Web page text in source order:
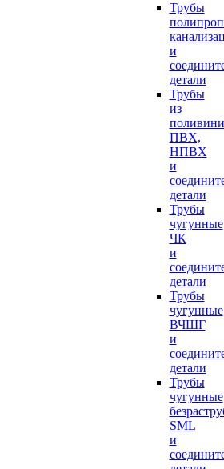
Трубы
и
детали
Трубы
из
ПВХ,
НПВХ
и
детали
Трубы
чугунные
ЧК
и
детали
Трубы
чугунные
ВЧШГ
и
детали
Трубы
чугунные
SML
и